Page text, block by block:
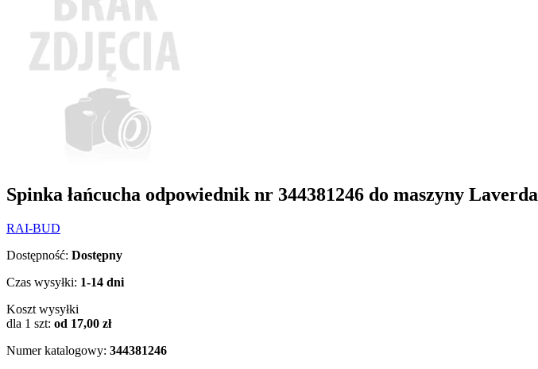
Spinka łańcucha odpowiednik nr 344381246 do maszyny Laverda
RAI-BUD
Dostępność: Dostępny
Czas wysyłki: 1-14 dni
Koszt wysyłki
dla 1 szt: od 17,00 zł
Numer katalogowy: 344381246